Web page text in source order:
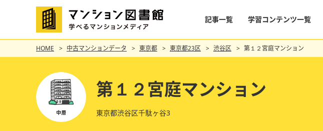
記事一覧 学習コンテンツ一覧
HOME 中古マンションデータ 東京都 東京都23区 渋谷区 第１２宮庭マンション
第１２宮庭マンション
東京都渋谷区千駄ヶ谷3